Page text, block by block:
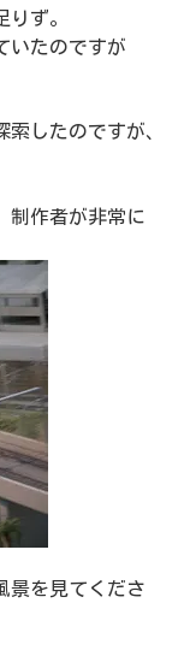
ず。
いたのですが
したのですが、
制作者が非常に
景を見てくださ